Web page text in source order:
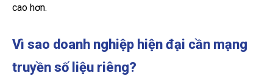
cao hơn.
Vì sao doanh nghiệp hiện đại cần mạng
truyền số liệu riêng?